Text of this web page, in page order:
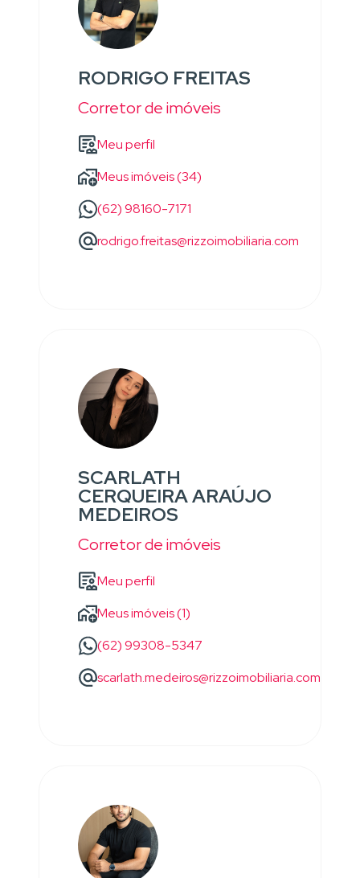
RODRIGO FREITAS
Corretor de imóveis
Meu perfil
Meus imóveis (34)
(62) 98160-7171
rodrigo.freitas@rizzoimobiliaria.com
SCARLATH
CERQUEIRA ARAÚJO
MEDEIROS
Corretor de imóveis
Meu perfil
Meus imóveis (1)
(62) 99308-5347
scarlath.medeiros@rizzoimobiliaria.com